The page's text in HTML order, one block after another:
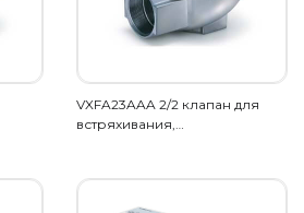
VXFA23AAA 2/2 клапан для
встряхивания,…